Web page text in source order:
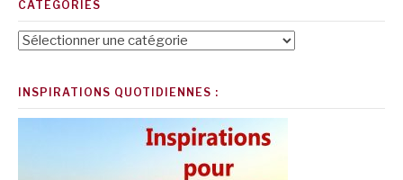
CATÉGORIES
Catégories
INSPIRATIONS QUOTIDIENNES :